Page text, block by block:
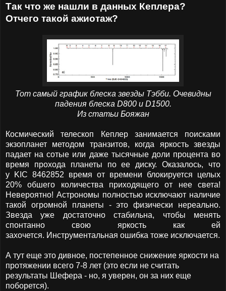
Так что же нашли в данных Кеплера?
Отчего такой ажиотаж?
Тот самый график блеска звезды Тэбби. Очевидны
падения блеска D800 и D1500.
Из статьи Бояжан
Космический телескоп Кеплер занимается поисками
экзопланет методом транзитов, когда яркость звезды
падает на сотые или даже тысячные доли процента во
время прохода планеты по ее диску. Оказалось, что
у
KIC 8462852 время от времени блокируется целых
20% обшего количества приходящего от нее света!
Невероятно! Астрономы полностью исключают наличие
такой огромной планеты - это физически нереально.
Звезда уже достаточно стабильна, чтобы менять
спонтанно свою яркость как ей
захочется. Инструментальная ошибка тоже исключается.
А тут еще это дивное, постепенное снижение яркости на
протяжении всего 7-8 лет (это если не считать
результаты Шефера - но, я уверен, он за них еще
поборется).